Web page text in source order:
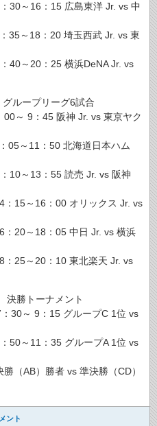
30～16：15 広島東洋 Jr. vs 中
35～18：20 埼玉西武 Jr. vs 東
40～20：25 横浜DeNA Jr. vs
ループリーグ6試合
～ 9：45 阪神 Jr. vs 東京ヤク
05～11：50 北海道日本ハム
10～13：55 読売 Jr. vs 阪神
：15～16：00 オリックス Jr. vs
：20～18：05 中日 Jr. vs 横浜
：25～20：10 東北楽天 Jr. vs
決勝トーナメント
30～ 9：15 グループC 1位 vs
50～11：35 グループA 1位 vs
（AB）勝者 vs 準決勝（CD）
ント